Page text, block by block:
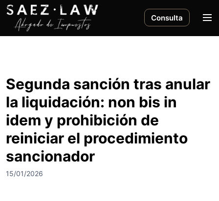
Consulta
M
Segunda sanción tras anular
la liquidación: non bis in
idem y prohibición de
reiniciar el procedimiento
sancionador
15/01/2026